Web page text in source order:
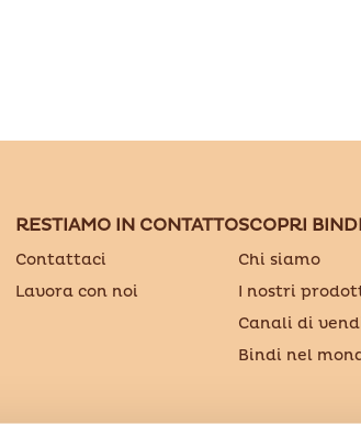
RESTIAMO IN CONTATTO
Contattaci
Lavora con noi
SCOPRI BINDI
Chi siamo
I nostri
Canali di
Bindi nel